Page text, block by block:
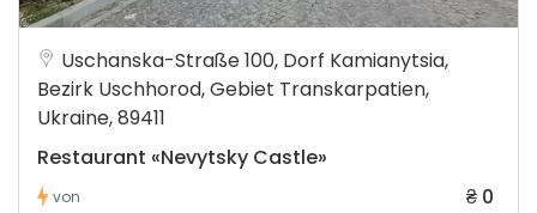
Uschanska-Straße 100, Dorf Kamianytsia,
Bezirk Uschhorod, Gebiet Transkarpatien,
Ukraine, 89411
Restaurant «Nevytsky Castle»
von ₴ 0